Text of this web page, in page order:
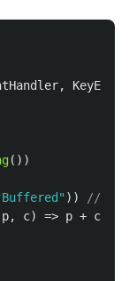
,
())
))
// ←
p, c) => p + c